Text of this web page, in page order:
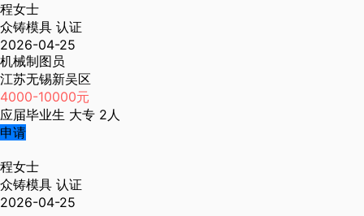
程女士
众铸模具 认证
2026-04-25
机械制图员
江苏无锡新吴区
4000-10000元
应届毕业生 大专 2人
申请
程女士
众铸模具 认证
2026-04-25